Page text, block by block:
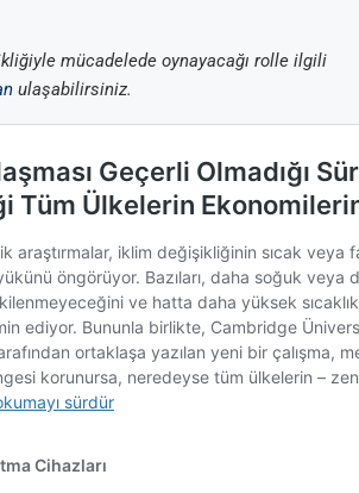
mücadelede oynayacağı rolle ilgili
ulaşabilirsiniz.